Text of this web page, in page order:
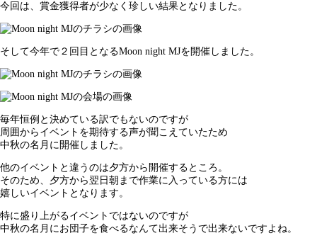
今回は、賞金獲得者が少なく珍しい結果となりました。
そして今年で２回目となるMoon night MJを開催しました。
毎年恒例と決めている訳でもないのですが
周囲からイベントを期待する声が聞こえていたため
中秋の名月に開催しました。
他のイベントと違うのは夕方から開催するところ。
そのため、夕方から翌日朝まで作業に入っている方には
嬉しいイベントとなります。
特に盛り上がるイベントではないのですが
中秋の名月にお団子を食べるなんて出来そうで出来ないですよね。